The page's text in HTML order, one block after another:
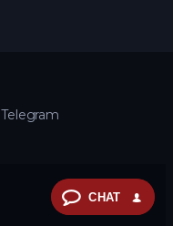
Telegram
CHAT